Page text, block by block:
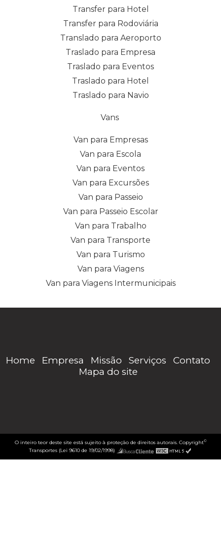
Transfer para Hotel
Transfer para Rodoviária
Translado para Aeroporto
Traslado para Empresa
Traslado para Eventos
Traslado para Hotel
Traslado para Navio
Vans
Van para Empresas
Van para Escola
Van para Eventos
Van para Excursões
Van para Passeio
Van para Passeio Escolar
Van para Trabalho
Van para Transporte
Van para Turismo
Van para Viagens
Van para Viagens Intermunicipais
Home Empresa Missão Serviços
Contato
Mapa do site
O inteiro teor deste site está sujeito à proteção de direitos autorais. Copyright©
Transportes (Lei 9610 de 19/02/1998)